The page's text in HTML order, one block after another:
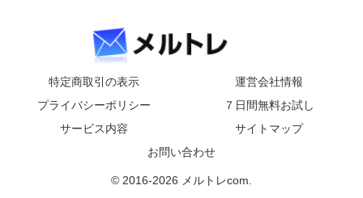
特定商取引の表示
運営会社情報
プライバシーポリシー
７日間無料お試し
サービス内容
サイトマップ
お問い合わせ
© 2016-2026 メルトレcom.